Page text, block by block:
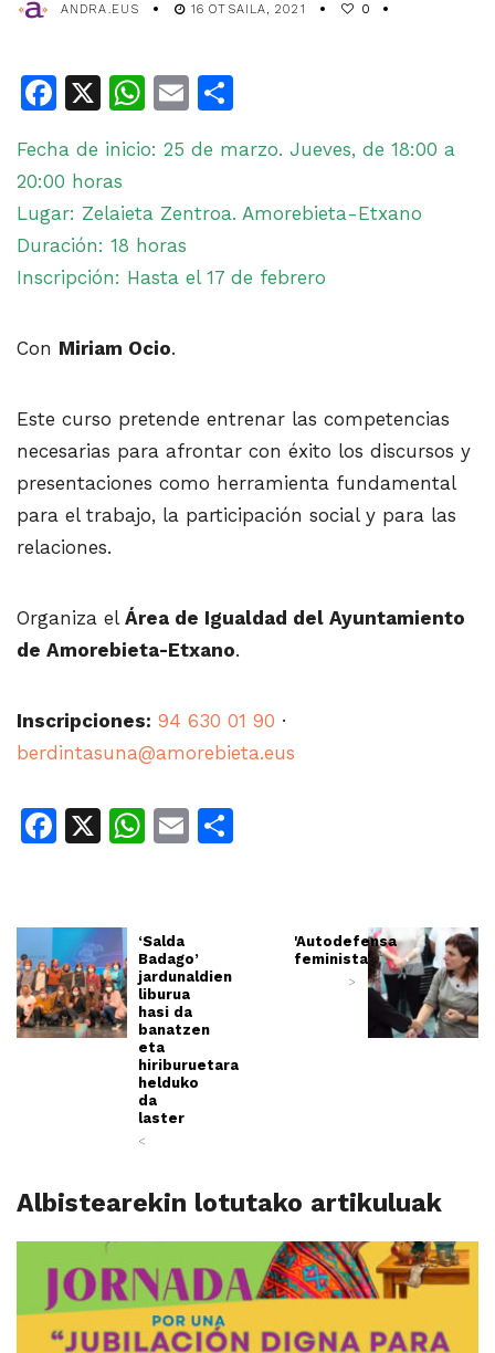
ANDRA.EUS 16 OTSAILA, 2021 0
Facebook
X WhatsApp
Email
Fecha de inicio: 25 de marzo. Jueves, de 18:00 a
20:00 horas
Lugar: Zelaieta Zentroa. Amorebieta-Etxano
Duración: 18 horas
Inscripción: Hasta el 17 de febrero
Con Miriam Ocio.
Este curso pretende entrenar las competencias
necesarias para afrontar con éxito los discursos y
presentaciones como herramienta fundamental
para el trabajo, la participación social y para las
relaciones.
Organiza el Área de Igualdad del Ayuntamiento
de Amorebieta-Etxano.
Inscripciones: 94 630 01 90 ·
berdintasuna@amorebieta.eus
Facebook
X WhatsApp
Email
‘Salda
Badago’
jardunaldien
liburua
hasi da
banatzen
eta
hiriburuetara
helduko
da
laster
<
'Autodefensa
feminista'
>
Albistearekin lotutako artikuluak